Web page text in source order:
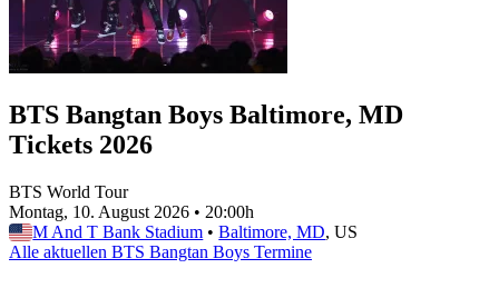
BTS Bangtan Boys Baltimore, MD
Tickets 2026
BTS World Tour
Montag, 10. August 2026 • 20:00h
M And T Bank Stadium • Baltimore, MD, US
Alle aktuellen BTS Bangtan Boys Termine